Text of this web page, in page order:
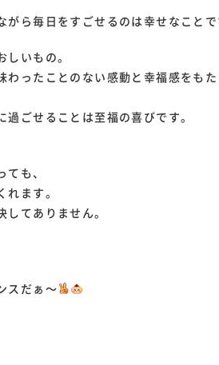
ら毎日をすごせるのは幸せなことで
いもの。
ったことのない感動と幸福感をもた
ごせることは至福の喜びです。
も、
ます。
てありません。
スだぁ～